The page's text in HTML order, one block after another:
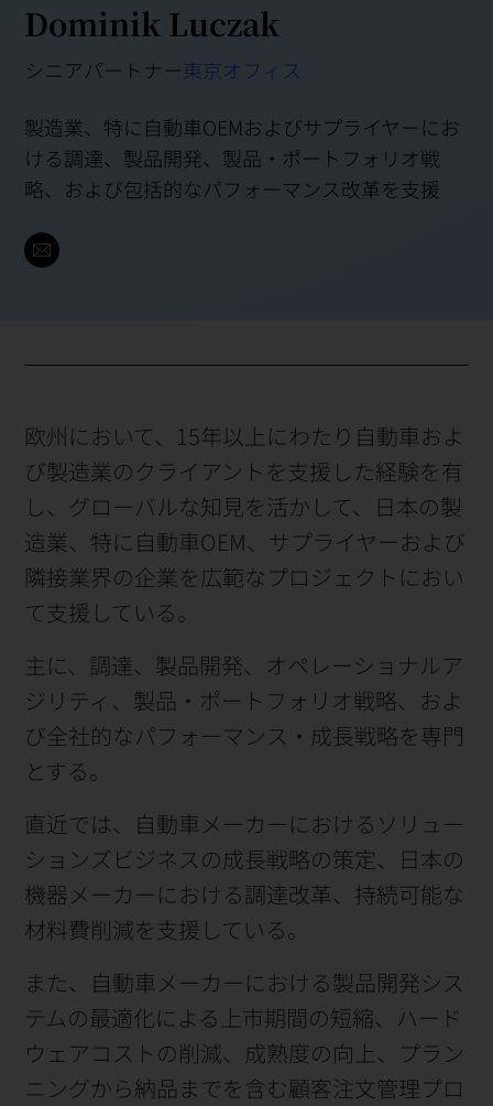
Dominik Luczak
シニアパートナー東京オフィス
製造業、特に自動車OEMおよびサプライヤーにお
ける調達、製品開発、製品・ポートフォリオ戦
略、および包括的なパフォーマンス改革を支援
欧州において、15年以上にわたり自動車およ
び製造業のクライアントを支援した経験を有
し、グローバルな知見を活かして、日本の製
造業、特に自動車OEM、サプライヤーおよび
隣接業界の企業を広範なプロジェクトにおい
て支援している。
主に、調達、製品開発、オペレーショナルア
ジリティ、製品・ポートフォリオ戦略、およ
び全社的なパフォーマンス・成長戦略を専門
とする。
直近では、自動車メーカーにおけるソリュー
ションズビジネスの成長戦略の策定、日本の
機器メーカーにおける調達改革、持続可能な
材料費削減を支援している。
また、自動車メーカーにおける製品開発シス
テムの最適化による上市期間の短縮、ハード
ウェアコストの削減、成熟度の向上、プラン
ニングから納品までを含む顧客注文管理プロ